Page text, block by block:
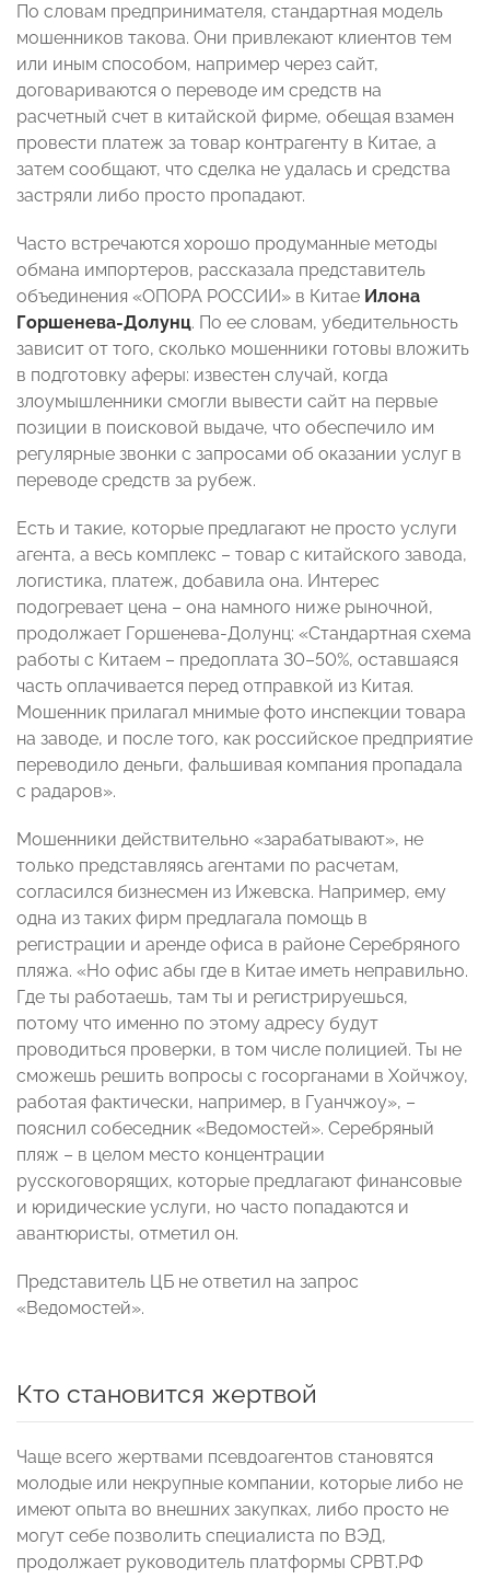
По словам предпринимателя, стандартная модель
мошенников такова. Они привлекают клиентов тем
или иным способом, например через сайт,
договариваются о переводе им средств на
расчетный счет в китайской фирме, обещая взамен
провести платеж за товар контрагенту в Китае, а
затем сообщают, что сделка не удалась и средства
застряли либо просто пропадают.
Часто встречаются хорошо продуманные методы
обмана импортеров, рассказала представитель
объединения «ОПОРА РОССИИ» в Китае Илона
Горшенева-Долунц. По ее словам, убедительность
зависит от того, сколько мошенники готовы вложить
в подготовку аферы: известен случай, когда
злоумышленники смогли вывести сайт на первые
позиции в поисковой выдаче, что обеспечило им
регулярные звонки с запросами об оказании услуг в
переводе средств за рубеж.
Есть и такие, которые предлагают не просто услуги
агента, а весь комплекс – товар с китайского завода,
логистика, платеж, добавила она. Интерес
подогревает цена – она намного ниже рыночной,
продолжает Горшенева-Долунц: «Стандартная схема
работы с Китаем – предоплата 30–50%, оставшаяся
часть оплачивается перед отправкой из Китая.
Мошенник прилагал мнимые фото инспекции товара
на заводе, и после того, как российское предприятие
переводило деньги, фальшивая компания пропадала
с радаров».
Мошенники действительно «зарабатывают», не
только представляясь агентами по расчетам,
согласился бизнесмен из Ижевска. Например, ему
одна из таких фирм предлагала помощь в
регистрации и аренде офиса в районе Серебряного
пляжа. «Но офис абы где в Китае иметь неправильно.
Где ты работаешь, там ты и регистрируешься,
потому что именно по этому адресу будут
проводиться проверки, в том числе полицией. Ты не
сможешь решить вопросы с госорганами в Хойчжоу,
работая фактически, например, в Гуанчжоу», –
пояснил собеседник «Ведомостей». Серебряный
пляж – в целом место концентрации
русскоговорящих, которые предлагают финансовые
и юридические услуги, но часто попадаются и
авантюристы, отметил он.
Представитель ЦБ не ответил на запрос
«Ведомостей».
Кто становится жертвой
Чаще всего жертвами псевдоагентов становятся
молодые или некрупные компании, которые либо не
имеют опыта во внешних закупках, либо просто не
могут себе позволить специалиста по ВЭД,
продолжает руководитель платформы СРВТ.РФ